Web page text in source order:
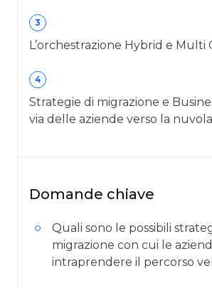
3
L’orchestrazione Hybrid e Multi
4
Strategie di migrazione e
via delle aziende verso la nuvola
Domande chiave
Quali sono le possibili
migrazione con cui le
intraprendere il percorso